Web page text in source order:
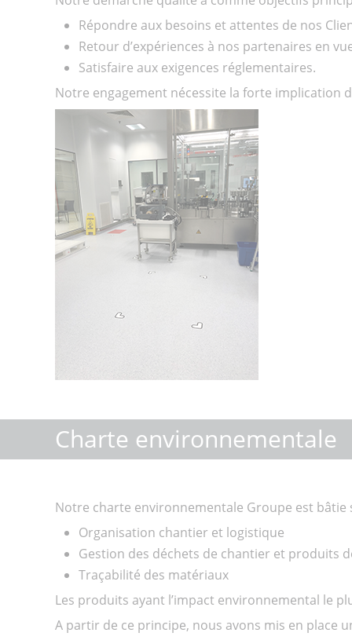
Répondre aux besoins et attentes de nos
Retour d’expériences à nos partenaires en
Satisfaire aux exigences réglementaires.
Notre engagement nécessite la forte implication
Charte environnementale
Notre charte environnementale Groupe est bâtie
Organisation chantier et logistique
Gestion des déchets de chantier et produits
Traçabilité des matériaux
Les produits ayant l’impact environnemental le
A partir de ce principe, nous avons mis en place